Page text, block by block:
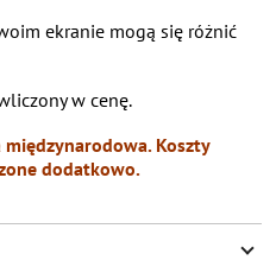
ekranie mogą się różnić
w cenę.
Koszty
dodatkowo.